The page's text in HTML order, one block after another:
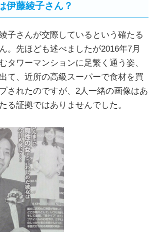
伊藤綾子さん？
子さんが交際しているという確たる
。先ほども述べましたが2016年7月
タワーマンションに足繁く通う姿、
て、近所の高級スーパーで食材を買
されたのですが、2人一緒の画像はあ
る証拠ではありませんでした。